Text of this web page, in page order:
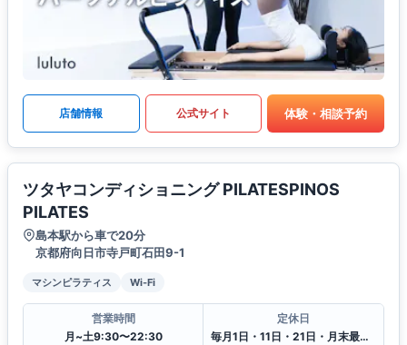
店舗情報 公式サイト 体験・相談予約
ツタヤコンディショニング PILATESPINOS
PILATES
島本駅から車で20分
京都府向日市寺戸町石田9-1
マシンピラティス Wi-Fi
営業時間
月~土9:30〜22:30
定休日
毎月1日・11日・21日・月末最終日（月末月初2日連続）、お盆、年末年始